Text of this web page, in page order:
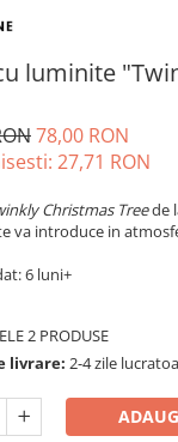
luminite
78,00 RON
27,71 RON
Christmas Treede
va introduce in
6 luni+
2 PRODUSE
livrare: 2-4 zile